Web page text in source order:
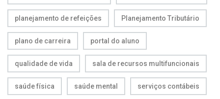
planejamento de refeições Planejamento Tributário
plano de carreira portal do aluno
qualidade de vida sala de recursos multifuncionais
saúde física saúde mental serviços contábeis